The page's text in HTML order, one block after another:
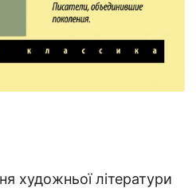
художньої літератури